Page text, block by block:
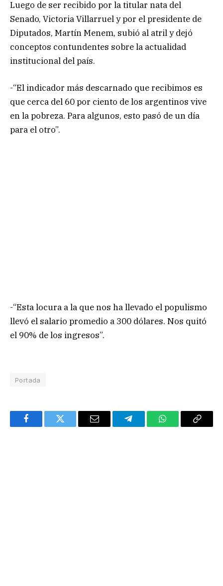
Luego de ser recibido por la titular nata del
Senado, Victoria Villarruel y por el presidente de
Diputados, Martín Menem, subió al atril y dejó
conceptos contundentes sobre la actualidad
institucional del país.
-“El indicador más descarnado que recibimos es
que cerca del 60 por ciento de los argentinos vive
en la pobreza. Para algunos, esto pasó de un día
para el otro”.
-“Esta locura a la que nos ha llevado el populismo
llevó el salario promedio a 300 dólares. Nos quitó
el 90% de los ingresos”.
Portada
FacebookTwitter Email TelegramWhatsAppCopy